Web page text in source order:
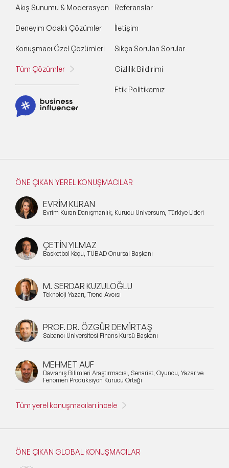
Akış Sunumu & Moderasyon
Deneyim Odaklı Çözümler
Konuşmacı Özel Çözümleri
Tüm Çözümler
Referanslar
İletişim
Sıkça Sorulan Sorular
Gizlilik Bildirimi
Etik Politikamız
ÖNE ÇIKAN YEREL KONUŞMACILAR
EVRİM KURAN
Evrim Kuran Danışmanlık, Kurucu Universum, Türkiye Lideri
ÇETİN YILMAZ
Basketbol Koçu, TÜBAD Onursal Başkanı
M. SERDAR KUZULOĞLU
Teknoloji Yazarı, Trend Avcısı
PROF. DR. ÖZGÜR DEMİRTAŞ
Sabancı Üniversitesi Finans Kürsü Başkanı
MEHMET AUF
Davranış Bilimleri Araştırmacısı, Senarist, Oyuncu, Yazar ve
Fenomen Prodüksiyon Kurucu Ortağı
Tüm yerel konuşmacıları incele
ÖNE ÇIKAN GLOBAL KONUŞMACILAR